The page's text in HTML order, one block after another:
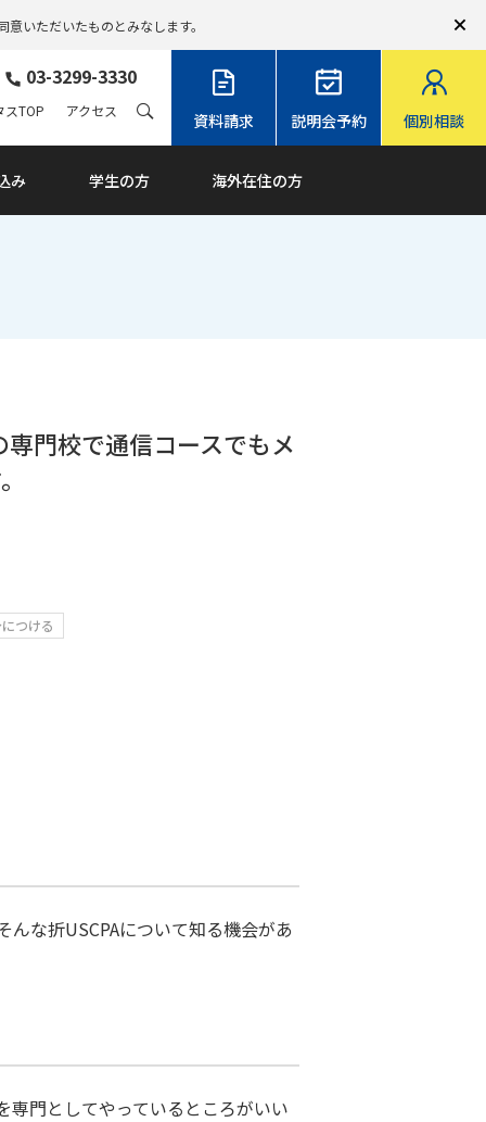
意いただいたものとみなします。
資料請求 説明会予約 個別相談
03-3299-3330
み 学生の方 海外在住の方
スTOP アクセス
門校で通信コースでもメ
つける
な折USCPAについて知る機会があ
専門としてやっているところがいい